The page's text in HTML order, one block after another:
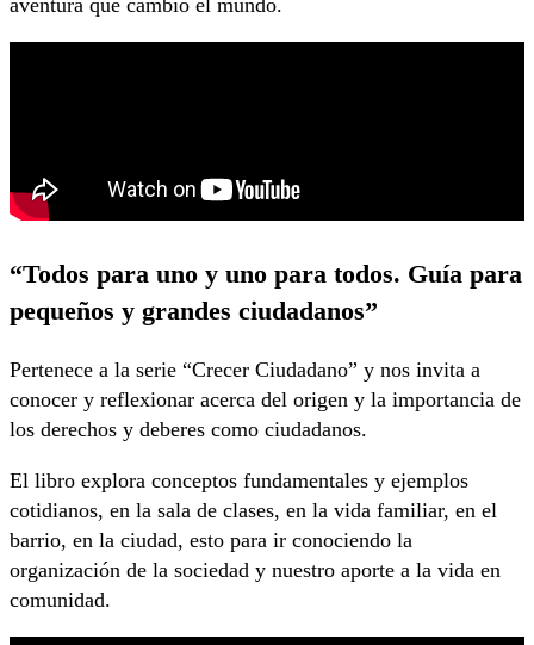
“Todos para uno y uno para todos. Guía para
pequeños y grandes ciudadanos”
Pertenece a la serie “Crecer Ciudadano” y nos invita a
conocer y reflexionar acerca del origen y la importancia de
los derechos y deberes como ciudadanos.
El libro explora conceptos fundamentales y ejemplos
cotidianos, en la sala de clases, en la vida familiar, en el
barrio, en la ciudad, esto para ir conociendo la
organización de la sociedad y nuestro aporte a la vida en
comunidad.